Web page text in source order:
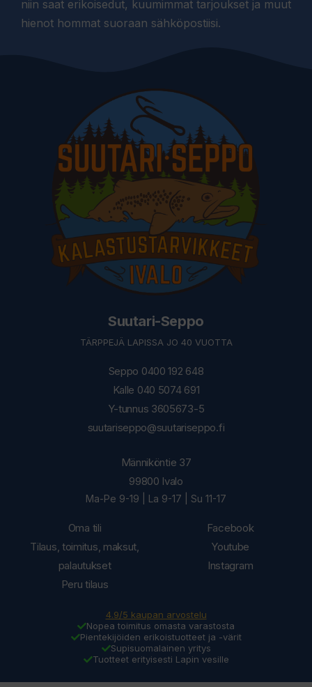
niin saat erikoisedut, kuumimmat tarjoukset ja muut
hienot hommat suoraan sähköpostiisi.
Suutari-Seppo
TÄRPPEJÄ LAPISSA JO 40 VUOTTA
Seppo 0400 192 648
Kalle 040 5074 691
Y-tunnus 3605673-5
suutariseppo@suutariseppo.fi
Oma tili
Tilaus, toimitus, maksut,
palautukset
Peru tilaus
Männiköntie 37
99800 Ivalo
Ma-Pe 9-19 | La 9-17 | Su 11-17
Facebook
Youtube
Instagram
4.9/5 kaupan arvostelu
Nopea toimitus omasta varastosta
Pientekijöiden erikoistuotteet ja -värit
Supisuomalainen yritys
Tuotteet erityisesti Lapin vesille